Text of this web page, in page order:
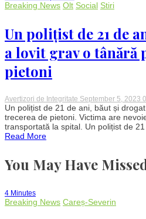
Breaking News Olt Social Stiri
Un polițist de 21 de
a lovit grav o tânără
pietoni
Avertizori de Integritate September 5, 2023
Un polițist de 21 de ani, băut și
trecerea de pietoni. Victima are
transportată la spital. Un polițist de
Read More
You May Have
4 Minutes
Breaking News Careș-Severin